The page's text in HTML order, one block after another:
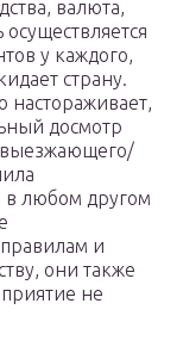
валюта,
у каждого,
страну.
настораживает,
досмотр
выезжающего/
в любом другом
и
они также
не